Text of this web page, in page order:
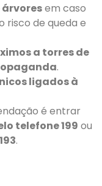
árvoresem caso
risco de queda e
a torres de
.
ligados à
é entrar
telefone 199 ou
.